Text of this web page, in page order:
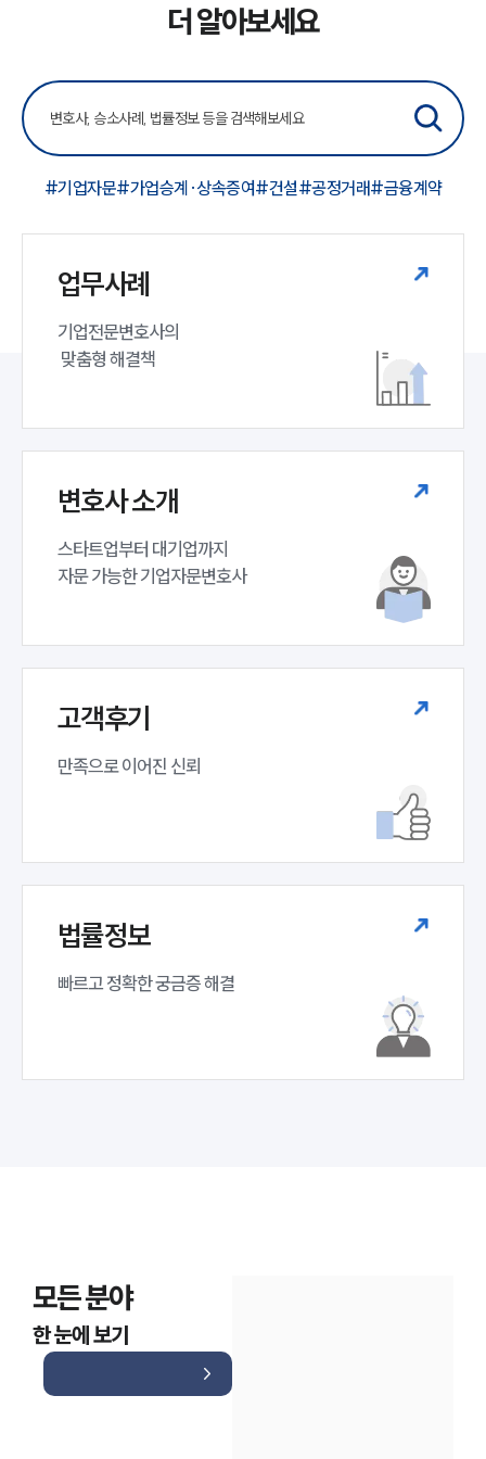
주요 업무사례
기업 인사이트
사례분석/최신동향
법률지식인
대륜법률상담예약
대륜법률상담예약
더 알아보세요
#기업자문#가업승계·상속증여#건설#공정거래#금융계약
업무사례
기업전문변호사의
맞춤형 해결책
변호사 소개
스타트업부터 대기업까지
자문 가능한 기업자문변호사
고객후기
만족으로 이어진 신뢰
법률정보
빠르고 정확한 궁금증 해결
모든 분야
한 눈에 보기